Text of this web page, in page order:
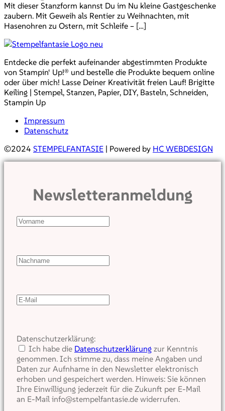
Mit dieser Stanzform kannst Du im Nu kleine Gastgeschenke
zaubern. Mit Geweih als Rentier zu Weihnachten, mit
Hasenohren zu Ostern, mit Schleife – […]
Entdecke die perfekt aufeinander abgestimmten Produkte
von Stampin‘ Up!® und bestelle die Produkte bequem online
oder über mich! Lasse Deiner Kreativität freien Lauf! Brigitte
Keiling | Stempel, Stanzen, Papier, DIY, Basteln, Schneiden,
Stampin Up
Impressum
Datenschutz
©2024 STEMPELFANTASIE | Powered by HC WEBDESIGN
Newsletteranmeldung
Datenschutzerklärung:
Ich habe die Datenschutzerklärung zur Kenntnis
genommen. Ich stimme zu, dass meine Angaben und
Daten zur Aufnhame in den Newsletter elektronisch
erhoben und gespeichert werden. Hinweis: Sie können
Ihre Einwilligung jederzeit für die Zukunft per E-Mail
an E-Mail info@stempelfantasie.de widerrufen.